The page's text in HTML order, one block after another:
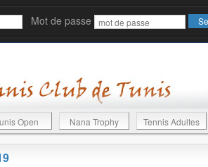
Mot de passe
Open Nana Trophy Tennis Adultes